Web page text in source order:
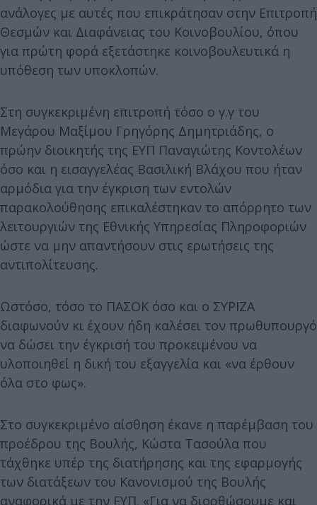
ανάλογες με αυτές που επικράτησαν στην Επιτροπή
Θεσμών και Διαφάνειας του Κοινοβουλίου, όπου
για πρώτη φορά εξετάστηκε κοινοβουλευτικά η
υπόθεση των υποκλοπών.
Στη συγκεκριμένη επιτροπή τόσο ο γ.γ του
Μεγάρου Μαξίμου Γρηγόρης Δημητριάδης, ο
πρώην διοικητής της ΕΥΠ Παναγιώτης Κοντολέων
όσο και η εισαγγελέας Βασιλική Βλάχου που ήταν
αρμόδια για την έγκριση των εντολών
παρακολούθησης επικαλέστηκαν το απόρρητο των
λειτουργιών της Εθνικής Υπηρεσίας Πληροφοριών
ώστε να μην απαντήσουν στις ερωτήσεις της
αντιπολίτευσης.
Ωστόσο, τόσο το ΠΑΣΟΚ όσο και ο ΣΥΡΙΖΑ
διαφωνούν κι έχουν ήδη καλέσει τον πρωθυπουργό
να δώσει την έγκρισή του προκειμένου να
υλοποιηθεί η δική του εξαγγελία και «να έρθουν
όλα στο φως».
Στο συγκεκριμένο αίσθηση έκανε η παρέμβαση του
προέδρου της Βουλής, Κώστα Τασούλα που
τάχθηκε υπέρ της διατήρησης και της εφαρμογής
των διατάξεων του Κανονισμού της Βουλής
αναφορικά με την ΕΥΠ. «Για να διορθώσουμε και